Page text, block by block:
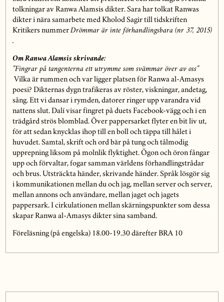
tolkningar av Ranwa Alamsis dikter. Sara har tolkat Ranwas
dikter i nära samarbete med Kholod Sagir till tidskriften
Kritikers nummer Drömmar är inte förhandlingsbara (nr 37, 2015)
.
Om Ranwa Alamsis skrivande:
”Fingrar på tangenterna ett utrymme som svämmar över av oss”
Vilka är rummen och var ligger platsen för Ranwa al-Amasys
poesi? Dikternas dygn trafikeras av röster, viskningar, andetag,
sång. Ett vi dansar i rymden, datorer ringer upp varandra vid
nattens slut. Dalí visar fingret på duets Facebook-vägg och i en
trädgård strös blomblad. Över pappersarket flyter en bit liv ut,
för att sedan knycklas ihop till en boll och täppa till hålet i
huvudet. Samtal, skrift och ord bär på tung och tålmodig
upprepning liksom på molnlik flyktighet. Ögon och öron fångar
upp och förvaltar, fogar samman världens förhandlingstrådar
och brus. Utsträckta händer, skrivande händer. Språk lösgör sig
i kommunikationen mellan du och jag, mellan server och server,
mellan annons och användare, mellan jaget och jagets
pappersark. I cirkulationen mellan skärningspunkter som dessa
skapar Ranwa al-Amasys dikter sina samband.
Föreläsning (på engelska) 18.00-19.30 därefter BRA 10